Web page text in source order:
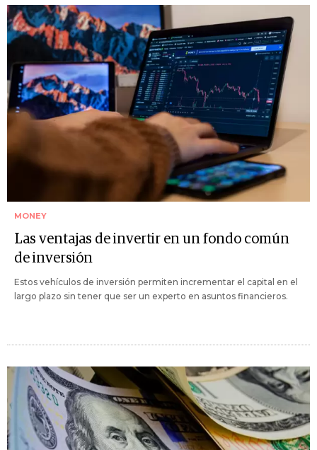
MONEY
Las ventajas de invertir en un fondo común
de inversión
Estos vehículos de inversión permiten incrementar el capital en el
largo plazo sin tener que ser un experto en asuntos financieros.